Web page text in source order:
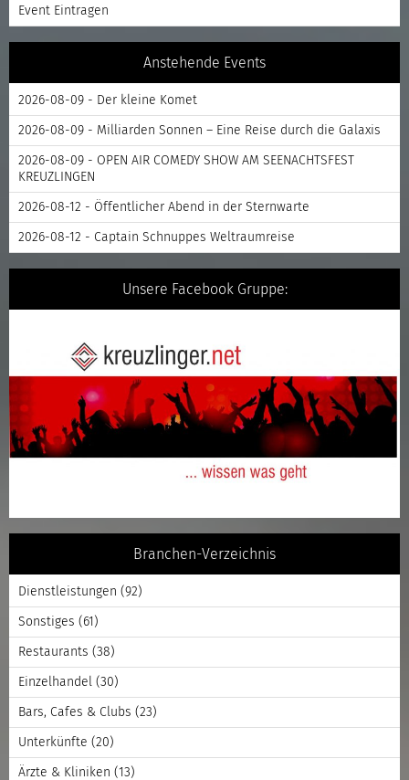
Event Eintragen
Anstehende Events
2026-08-09 - Der kleine Komet
2026-08-09 - Milliarden Sonnen – Eine Reise durch die Galaxis
2026-08-09 - OPEN AIR COMEDY SHOW AM SEENACHTSFEST
KREUZLINGEN
2026-08-12 - Öffentlicher Abend in der Sternwarte
2026-08-12 - Captain Schnuppes Weltraumreise
Unsere Facebook Gruppe:
Branchen-Verzeichnis
Dienstleistungen (92)
Sonstiges (61)
Restaurants (38)
Einzelhandel (30)
Bars, Cafes & Clubs (23)
Unterkünfte (20)
Ärzte & Kliniken (13)